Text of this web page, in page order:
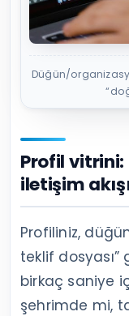
Düğün/
Profil vitrini:
iletişim
Profiliniz,
teklif dosyası”
birkaç saniye
şehrimde mi,